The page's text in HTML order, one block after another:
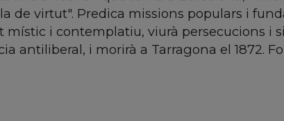
de virtut". Predica missions populars i
místic i contemplatiu, viurà persecucions i
antiliberal, i morirà a Tarragona el 1872.